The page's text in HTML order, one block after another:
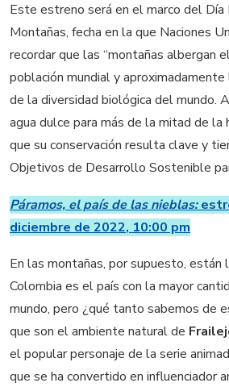
Este estreno será en el marco del Día
Montañas, fecha en la que Naciones
recordar que las “montañas albergan
población mundial y
de la diversidad biológica del mundo.
agua dulce para más de la mitad de la
que su conservación resulta clave y
Objetivos de Desarrollo Sostenible
Páramos, el país de las nieblas:
diciembre de 2022, 10:00 pm
En las montañas, por supuesto, están
Colombia es el país con la mayor
mundo, pero ¿qué tanto sabemos de
que son el ambiente natural de
el popular personaje de la serie
que se ha convertido en influenciador